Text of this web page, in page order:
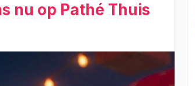
nu op Pathé Thuis